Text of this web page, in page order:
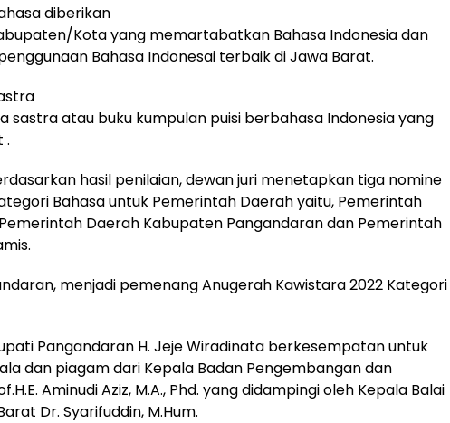
diberikan
Kota yang memartabatkan Bahasa Indonesia dan
Bahasa Indonesai terbaik di Jawa Barat.
sastra atau buku kumpulan puisi berbahasa Indonesia yang
.
hasil penilaian, dewan juri menetapkan tiga nomine
Bahasa untuk Pemerintah Daerah yaitu, Pemerintah
Daerah Kabupaten Pangandaran dan Pemerintah
menjadi pemenang Anugerah Kawistara 2022 Kategori
Pangandaran H. Jeje Wiradinata berkesempatan untuk
dan piagam dari Kepala Badan Pengembangan dan
Aminudi Aziz, M.A., Phd. yang didampingi oleh Kepala Balai
Dr. Syarifuddin, M.Hum.